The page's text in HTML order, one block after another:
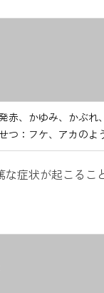
赤、かゆみ、かぶれ
せつ：フケ、アカの
な症状が起こる